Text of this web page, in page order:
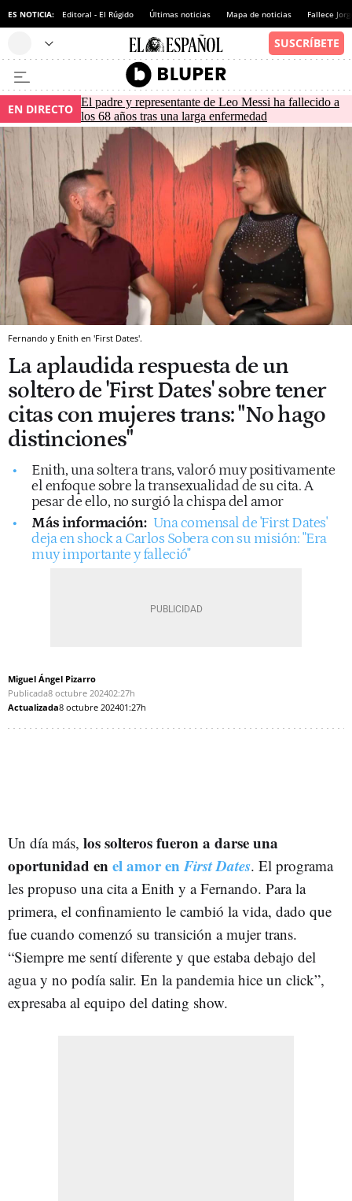
ES NOTICIA: Editoral - El Rúgido Últimas noticias Mapa de noticias Fallece
EN DIRECTO El padre y representante de Leo Messi ha fallecido a
los 68 años tras una larga enfermedad
Fernando y Enith en 'First Dates'.
La aplaudida respuesta de un
soltero de 'First Dates' sobre tener
citas con mujeres trans: "No hago
distinciones"
Enith, una soltera trans, valoró muy positivamente
el enfoque sobre la transexualidad de su cita. A
pesar de ello, no surgió la chispa del amor
Más información: Una comensal de 'First Dates'
deja en shock a Carlos Sobera con su misión: "Era
muy importante y falleció"
Miguel Ángel Pizarro
Publicada8 octubre 202402:27h
Actualizada8 octubre 202401:27h
Un día más, los solteros fueron a darse una
oportunidad enel amor en First Dates. El programa
les propuso una cita a Enith y a Fernando. Para la
primera, el confinamiento le cambió la vida, dado que
fue cuando comenzó su transición a mujer trans.
“Siempre me sentí diferente y que estaba debajo del
agua y no podía salir. En la pandemia hice un click”,
expresaba al equipo del dating show.